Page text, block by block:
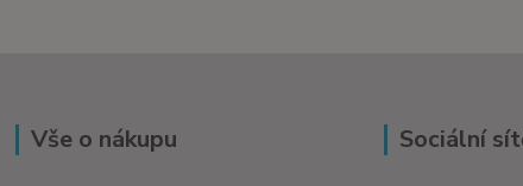
Vše o nákupu Sociální